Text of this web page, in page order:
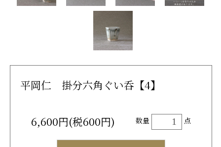
平岡仁 掛分六角ぐい呑【4】
6,600円(税600円) 数量 点